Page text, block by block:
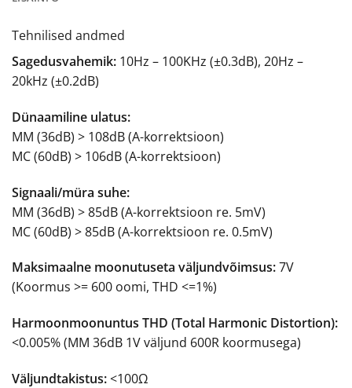
Tehnilised andmed
Sagedusvahemik: 10Hz – 100KHz (±0.3dB), 20Hz –
20kHz (±0.2dB)
Dünaamiline ulatus:
MM (36dB) > 108dB (A-korrektsioon)
MC (60dB) > 106dB (A-korrektsioon)
Signaali/müra suhe:
MM (36dB) > 85dB (A-korrektsioon re. 5mV)
MC (60dB) > 85dB (A-korrektsioon re. 0.5mV)
Maksimaalne moonutuseta väljundvõimsus:7V
(Koormus >= 600 oomi, THD <=1%)
Harmoonmoonuntus THD (Total Harmonic Distortion):
<0.005% (MM 36dB 1V väljund 600R koormusega)
Väljundtakistus:<100Ω